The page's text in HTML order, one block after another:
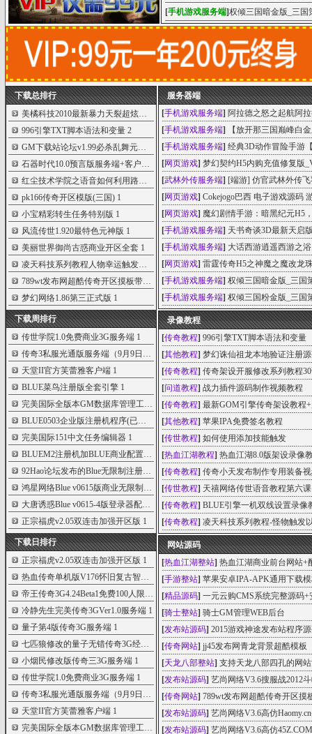
[手机游戏服务端]
下载总排行
美橘科技2010最新暴力天裂超炫开区版
2
996引擎TXT脚本语法和变量2
GM下载站论坛v1.99必杀乱舞元素版,狐月山
1
石器时代10.0预言版服务端+客户端+工具大
1
红尘技术学院之语音如何利用路由器架设
1
pk166传奇开区模版(三国)1
小宝精彩转生任务特别版 1
风流传世1.920最特色元神版 1
美丽世界御尚古惑商业开区全套 1
凌天科技系列教程人物幸运触发变色脚本
1
789wt发布网超酷传奇开区摸板带音乐(裂天
1
梦幻网络1.86第三正式版 1
下载周排行
传世学院1.0免费商业3G服务端1
传奇3私服光通版服务端（9月9日完全版）
1
天堂II官方芙蕾雅客户端1
BLUE菜鸟注册版全套引擎1
完美国际全版本GM数据库管理工具
BLUE0503企业版注册机程序(已测完全可用无
1
完美国际151中文任务编辑器1
BLUEM2注册机加BLUE商业配置器
92Hao论坛发布的Blue无限制注册机[含m2全套
1
鸿星网络Blue v0615版商业无限制配置器
1
大唐诱惑Blue v0615-4版登录器配置器
1
正宗福虎v2.05双连击加强开区版 1
下载日排行
正宗福虎v2.05双连击加强开区版 1
热血传奇单机版V176怀旧复古智能假人攻沙
1
帝王传奇3G4.24Beta1免费100人限制版
1
冷静先生完美传奇3GVer1.0服务端1
量子第4版传奇3G服务端1
七匹狼修改的量子无错传奇3G经典服务器
1
小烟民修改版传奇三3G服务端1
传世学院1.0免费商业3G服务端1
传奇3私服光通版服务端（9月9日完全版）
1
天堂II官方芙蕾雅客户端1
完美国际全版本GM数据库管理工具
服务器端
[手机游戏服务端] 阿拉德之怒之起航阿
[手机游戏服务端]
【放开那三国巅峰白
[手机游戏服务端] 经典3D动作冒险手游
[网页游戏] 梦幻契约H5内购充值修复版
[武林外传服务端] [端游] 仿官武林外传
[网页游戏] Cokejogo巴西 电子游戏源码
[网页游戏] 魔幻剧情手游：暗黑纪元H5
[手机游戏服务端] 天书奇谈3D最新天启版
[手机游戏服务端] 大话西游逍遥西游之浴
[网页游戏] 雷霆传奇H5之神魔之魔改龙
[手机游戏服务端] 权倾三国暗金版_三国
[手机游戏服务端] 权倾三国粉金版_三国
录像教程
[传奇教程] 996引擎TXT脚本语法和变量
[其他教程] 梦幻诛仙祖龙本地验证注册
[传奇教程] 传奇架设开服修改系列教程
[问道教程] 战力插件源码制作视频教程
[传奇教程] 最新GOM引擎传奇架设教程
[其他教程] 苹果IPA免费签名教程
[传世教程] 如何使用添加技能触发
[热血江湖教程] 热血江湖8.0版架设录像
[传奇教程] 传奇小天发布制作专用装备
[传世教程] 天禧网络传世语音教程第六
[传奇教程] BLUE引擎一机双线设置录像
[传奇教程] 凌天科技系列教程-怪物触发
网站源码
[热血江湖整站] 热血江湖商业前台网站+
[手游整站] 苹果安卓IPA-APK通用下载
[精品源码] 一元云购CMS系统完整源码+
[骑士整站] 骑士GM管理WEB后台
[发布站源码] 2015游戏神途发布站程序
[传奇网站] jj45发布网青龙背景超酷模板
[天龙八部整站] 支持天龙八部四孔的网
[发布站源码] 艺尚网络V3.6搜服战2012
[传奇网站] 789wt发布网超酷传奇开区摸
[发布站源码] 艺尚网络V3.6高仿
[发布站源码] 艺尚网络V3.6高仿